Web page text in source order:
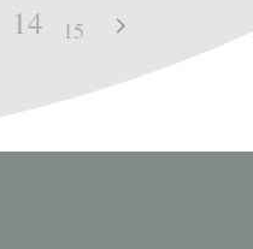
14 15